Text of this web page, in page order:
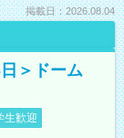
掲載日：2026.08.04
＞ドーム
生歓迎